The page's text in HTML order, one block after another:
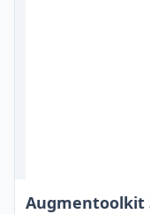
Augmentoolkit